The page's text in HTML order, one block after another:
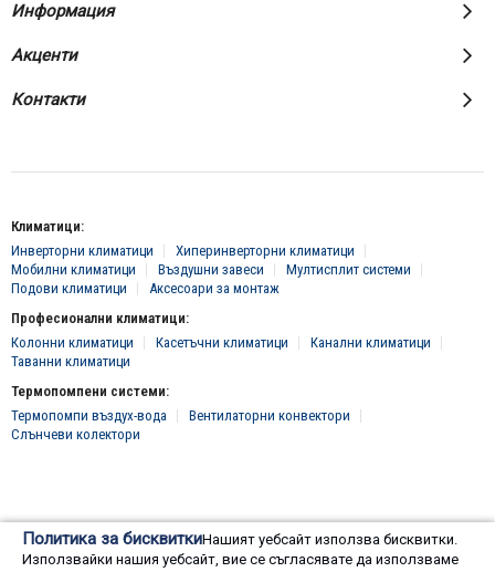
Политика за бисквиткиНашият уебсайт използва бисквитки.
Използвайки нашия уебсайт, вие се съгласявате да използваме
Информация
Акценти
Контакти
Климатици:
Инверторни климатици
Хиперинверторни климатици
Мобилни климатици
Въздушни завеси
Мултисплит системи
Подови климатици
Аксесоари за монтаж
Професионални климатици:
Колонни климатици
Касетъчни климатици
Канални климатици
Таванни климатици
Термопомпени системи:
Термопомпи въздух-вода
Вентилаторни конвектори
Слънчеви колектори
© 2016 - 2024 Всички права запазени, "Клима Инженеринг 2016" ЕООД
Онлайн магазин от